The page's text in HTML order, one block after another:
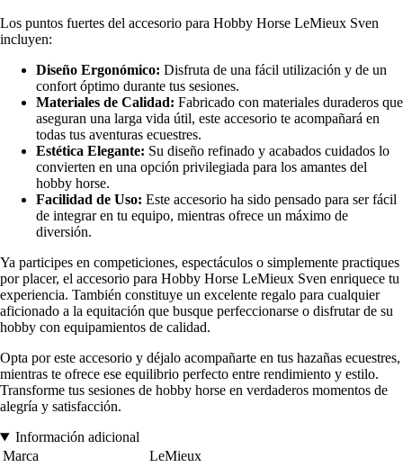
Los puntos fuertes del accesorio para Hobby Horse LeMieux Sven
incluyen:
Diseño Ergonómico: Disfruta de una fácil utilización y de un
confort óptimo durante tus sesiones.
Materiales de Calidad: Fabricado con materiales duraderos que
aseguran una larga vida útil, este accesorio te acompañará en
todas tus aventuras ecuestres.
Estética Elegante: Su diseño refinado y acabados cuidados lo
convierten en una opción privilegiada para los amantes del
hobby horse.
Facilidad de Uso: Este accesorio ha sido pensado para ser fácil
de integrar en tu equipo, mientras ofrece un máximo de
diversión.
Ya participes en competiciones, espectáculos o simplemente practiques
por placer, el accesorio para Hobby Horse LeMieux Sven enriquece tu
experiencia. También constituye un excelente regalo para cualquier
aficionado a la equitación que busque perfeccionarse o disfrutar de su
hobby con equipamientos de calidad.
Opta por este accesorio y déjalo acompañarte en tus hazañas ecuestres,
mientras te ofrece ese equilibrio perfecto entre rendimiento y estilo.
Transforme tus sesiones de hobby horse en verdaderos momentos de
alegría y satisfacción.
Información adicional
Marca
LeMieux